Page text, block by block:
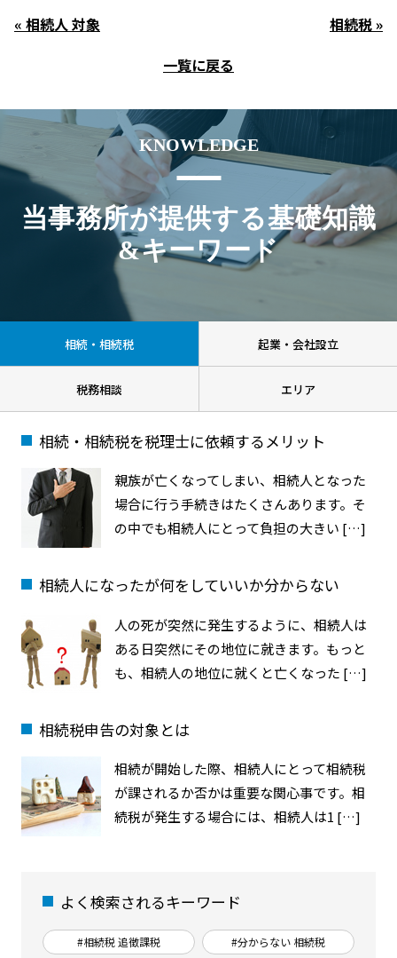
« 相続人 対象
相続税 »
一覧に戻る
KNOWLEDGE
当事務所が提供する基礎知識
&キーワード
相続・相続税 起業・会社設立
税務相談 エリア
相続・相続税を税理士に依頼するメリット
親族が亡くなってしまい、相続人となった
場合に行う手続きはたくさんあります。そ
の中でも相続人にとって負担の大きい […]
相続人になったが何をしていいか分からない
人の死が突然に発生するように、相続人は
ある日突然にその地位に就きます。もっと
も、相続人の地位に就くと亡くなった […]
相続税申告の対象とは
相続が開始した際、相続人にとって相続税
が課されるか否かは重要な関心事です。相
続税が発生する場合には、相続人は1 […]
よく検索されるキーワード
#相続税 追徴課税 #分からない 相続税